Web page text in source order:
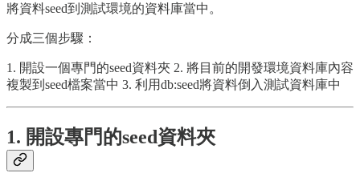
將資料seed到測試環境的資料庫當中。
分成三個步驟：
1. 開設一個專門的seed資料夾 2. 將目前的開發環境資料庫內容
複製到seed檔案當中 3. 利用db:seed將資料倒入測試資料庫中
1. 開設專門的seed資料夾